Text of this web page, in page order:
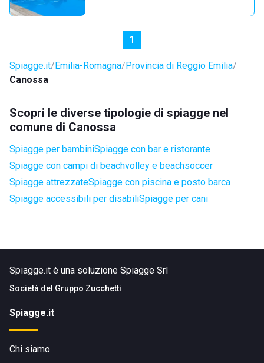
1
Spiagge.it Emilia-Romagna Provincia di Reggio Emilia
Canossa
Scopri le diverse tipologie di spiagge nel
comune di Canossa
Spiagge per bambiniSpiagge con bar e ristorante
Spiagge con campi di beachvolley e beachsoccer
Spiagge attrezzateSpiagge con piscina e posto barca
Spiagge accessibili per disabiliSpiagge per cani
Spiagge.it è una soluzione Spiagge Srl
Società del Gruppo Zucchetti
Spiagge.it
Chi siamo